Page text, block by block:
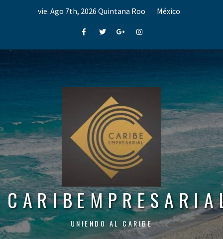
vie. Ago 7th, 2026 Quintana Roo México
FacebookTwitterGoogle+Instagram
UNIENDO AL CARIBE